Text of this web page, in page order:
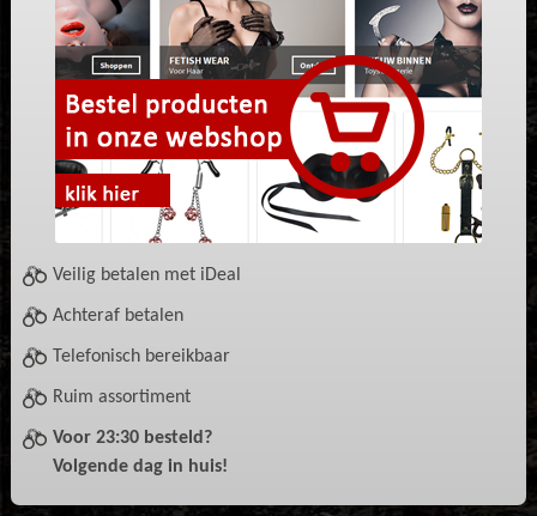
Veilig betalen met iDeal
Achteraf betalen
Telefonisch bereikbaar
Ruim assortiment
Voor 23:30 besteld?
Volgende dag in huis!